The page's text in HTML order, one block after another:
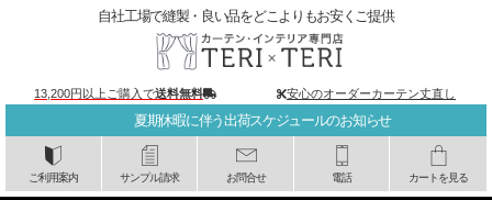
夏期休暇に伴う出荷スケジュールのお知らせ
ご利用案内 サンプル請求 お問合せ 電話 カートを見る
自社工場で縫製・良い品をどこよりもお安くご提供
13,200円以上ご購入で送料無料 安心のオーダーカーテン丈直し